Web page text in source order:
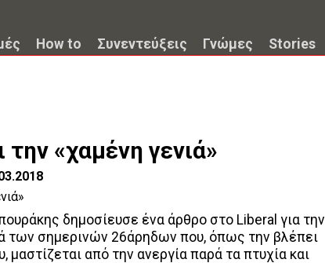
How to Συνεντεύξεις Γνώμες Stories
«χαμένη γενιά»
δημοσίευσε ένα άρθρο στο Liberal για την
των σημερινών 26άρηδων που, όπως την βλέπει
από την ανεργία παρά τα πτυχία και